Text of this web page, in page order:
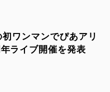
ワンマンでぴあアリ
ライブ開催を発表